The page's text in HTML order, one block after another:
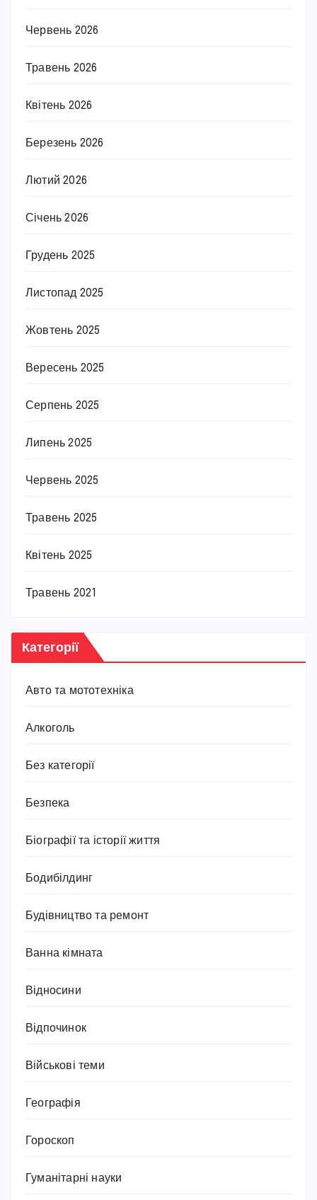
Червень 2026
Травень 2026
Квітень 2026
Березень 2026
Лютий 2026
Січень 2026
Грудень 2025
Листопад 2025
Жовтень 2025
Вересень 2025
Серпень 2025
Липень 2025
Червень 2025
Травень 2025
Квітень 2025
Травень 2021
Категорії
Авто та мототехніка
Алкоголь
Без категорії
Безпека
Біографії та історії життя
Бодибілдинг
Будівництво та ремонт
Ванна кімната
Відносини
Відпочинок
Військові теми
Географія
Гороскоп
Гуманітарні науки